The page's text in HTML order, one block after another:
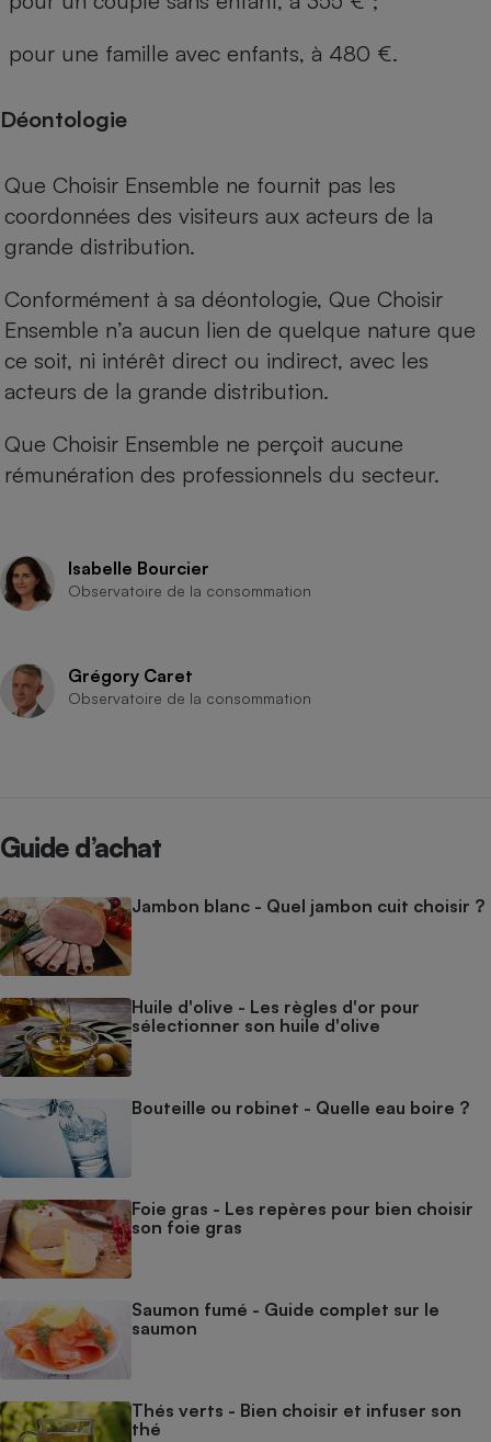
pour une famille avec enfants, à 480 €.
Déontologie
Que Choisir Ensemble ne fournit pas les
coordonnées des visiteurs aux acteurs de la
grande distribution.
Conformément à sa déontologie, Que Choisir
Ensemble n’a aucun lien de quelque nature que
ce soit, ni intérêt direct ou indirect, avec les
acteurs de la grande distribution.
Que Choisir Ensemble ne perçoit aucune
rémunération des professionnels du secteur.
Isabelle Bourcier
Observatoire de la consommation
Grégory Caret
Observatoire de la consommation
Guide d’achat
Jambon blanc - Quel jambon cuit choisir ?
Huile d'olive - Les règles d'or pour
sélectionner son huile d'olive
Bouteille ou robinet - Quelle eau boire ?
Foie gras - Les repères pour bien choisir
son foie gras
Saumon fumé - Guide complet sur le
saumon
Thés verts - Bien choisir et infuser son
thé